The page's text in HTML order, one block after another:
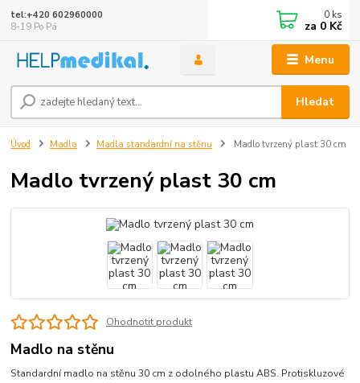
Menu
Hledat
tel:+420 602960000
8-19 Po Pá
0 ks
za 0 Kč
Úvod Madla Madla standardní na stěnu Madlo tvrzený plast 30 cm
Madlo tvrzený plast 30 cm
Ohodnotit produkt
Madlo na stěnu
Standardní madlo na stěnu 30 cm z odolného plastu ABS. Protiskluzové